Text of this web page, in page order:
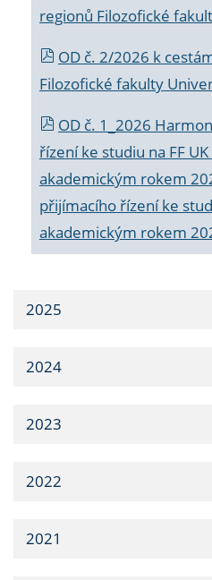
regionů Filozofické
OD č. 2/2026 k
Filozofické fakulty
OD č. 1_2026
řízení ke studiu na FF
akademickým rokem
přijímacího řízení ke
akademickým rokem
2025
2024
2023
2022
2021